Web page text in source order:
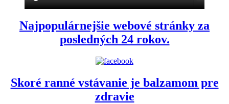
Najpopulárnejšie webové stránky za
posledných 24 rokov.
Skoré ranné vstávanie je balzamom pre
zdravie